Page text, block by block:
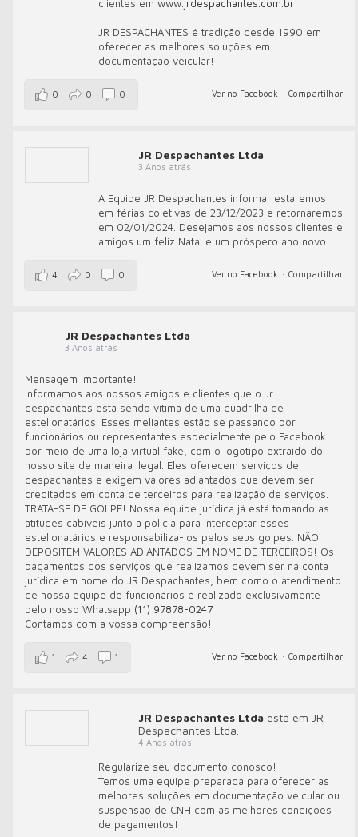
clientes em www.jrdespachantes.com.br
JR DESPACHANTES é tradição desde 1990 em
oferecer as melhores soluções em
documentação veicular!
Ver no Facebook · Compartilhar
0 0 0
JR Despachantes Ltda
3 Anos atrás
A Equipe JR Despachantes informa: estaremos
em férias coletivas de 23/12/2023 e retornaremos
em 02/01/2024. Desejamos aos nossos clientes e
amigos um feliz Natal e um próspero ano novo.
Ver no Facebook · Compartilhar
4 0 0
JR Despachantes Ltda
3 Anos atrás
Mensagem importante!
Informamos aos nossos amigos e clientes que o Jr
despachantes está sendo vítima de uma quadrilha de
estelionatários. Esses meliantes estão se passando por
funcionários ou representantes especialmente pelo Facebook
por meio de uma loja virtual fake, com o logotipo extraído do
nosso site de maneira ilegal. Eles oferecem serviços de
despachantes e exigem valores adiantados que devem ser
creditados em conta de terceiros para realização de serviços.
TRATA-SE DE GOLPE! Nossa equipe jurídica já está tomando as
atitudes cabíveis junto a polícia para interceptar esses
estelionatários e responsabiliza-los pelos seus golpes. NÃO
DEPOSITEM VALORES ADIANTADOS EM NOME DE TERCEIROS! Os
pagamentos dos serviços que realizamos devem ser na conta
jurídica em nome do JR Despachantes, bem como o atendimento
de nossa equipe de funcionários é realizado exclusivamente
pelo nosso Whatsapp (11) 97878-0247
Contamos com a vossa compreensão!
Ver no Facebook · Compartilhar
1 4 1
JR Despachantes Ltda está em JR
Despachantes Ltda.
4 Anos atrás
Regularize seu documento conosco!
Temos uma equipe preparada para oferecer as
melhores soluções em documentação veicular ou
suspensão de CNH com as melhores condições
de pagamentos!